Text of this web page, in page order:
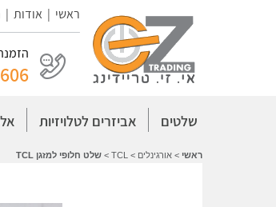
ראשי | אודות |
שלטים אביזרים לטלויזיות
ראשי > אורגינלים >
TCL
> שלט חלופי למזגן TCL